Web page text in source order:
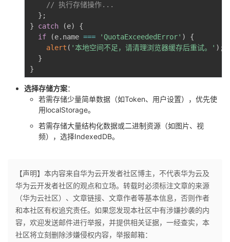
// 执行存储操作...
} ;
}
catch (e)
{
if
(e. name === 'QuotaExceededError' )
{
alert ( '本地空间不足，请清理浏览器缓存后重试。' ) ;
}
}
选择存储方案：
若需存储少量简单数据（如Token、用户设置），优先使
用localStorage。
若需存储大量结构化数据或二进制资源（如图片、视
频），选择IndexedDB。
【声明】本内容来自华为云开发者社区博主，不代表华为云及
华为云开发者社区的观点和立场。转载时必须标注文章的来源
（华为云社区）、文章链接、文章作者等基本信息，否则作者
和本社区有权追究责任。如果您发现本社区中有涉嫌抄袭的内
容，欢迎发送邮件进行举报，并提供相关证据，一经查实，本
社区将立刻删除涉嫌侵权内容，举报邮箱：